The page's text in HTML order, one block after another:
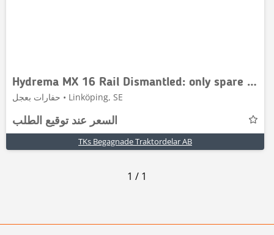
Hydrema MX 16 Rail Dismantled: only spare parts
حفارات بعجل • Linköping, SE
السعر عند توقيع الطلب
TKs Begagnade Traktordelar AB
1 / 1